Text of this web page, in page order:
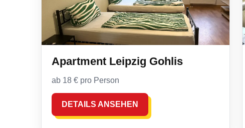
Apartment Leipzig Gohlis
ab 18 € pro Person
DETAILS ANSEHEN